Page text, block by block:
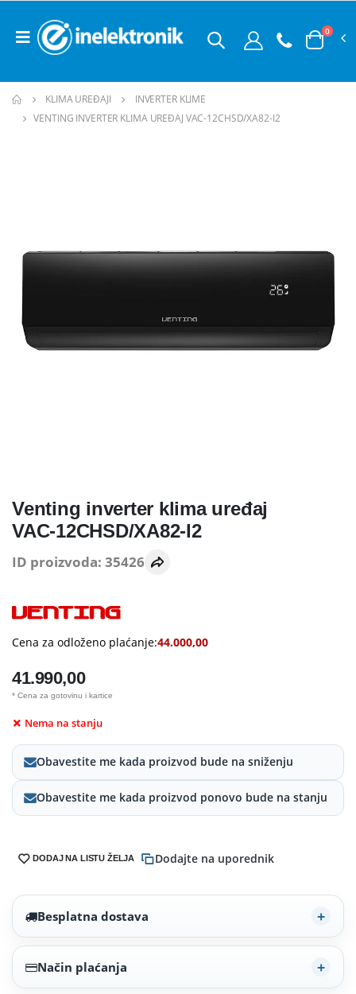
0
KLIMA UREĐAJI
INVERTER KLIME
VENTING INVERTER KLIMA UREĐAJ VAC-12CHSD/XA82-I2
Venting inverter klima uređaj
VAC-12CHSD/XA82-I2
ID proizvoda: 35426
Cena za odloženo plaćanje:44.000,00
41.990,00
* Cena za gotovinu i kartice
Nema na stanju
Obavestite me kada proizvod bude na sniženju
Obavestite me kada proizvod ponovo bude na stanju
DODAJ NA LISTU ŽELJA Dodajte na uporednik
Besplatna dostava
Način plaćanja